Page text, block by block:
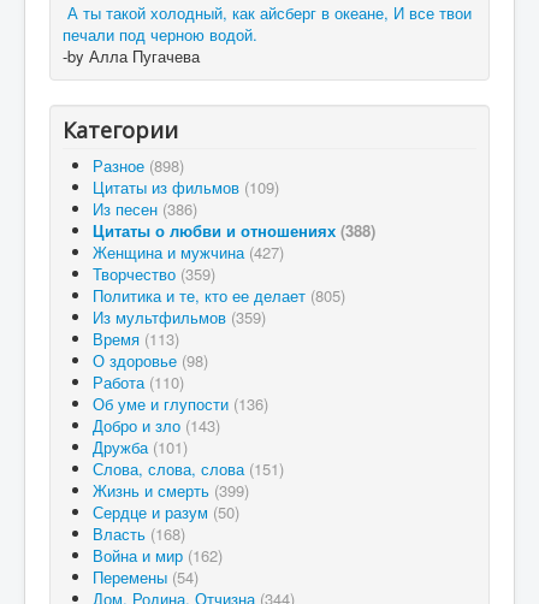
А ты такой холодный, как айсберг в океане, И все твои
печали под черною водой.
-by Алла Пугачева
Категории
Разное (898)
Цитаты из фильмов (109)
Из песен (386)
Цитаты о любви и отношениях (388)
Женщина и мужчина (427)
Творчество (359)
Политика и те, кто ее делает (805)
Из мультфильмов (359)
Время (113)
О здоровье (98)
Работа (110)
Об уме и глупости (136)
Добро и зло (143)
Дружба (101)
Слова, слова, слова (151)
Жизнь и смерть (399)
Сердце и разум (50)
Власть (168)
Война и мир (162)
Перемены (54)
Дом, Родина, Отчизна (344)